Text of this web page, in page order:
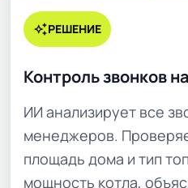
auto_awesomeРЕШЕНИЕ
Контроль звонков
ИИ анализирует все
менеджеров.
площадь дома и тип
мощность котла,